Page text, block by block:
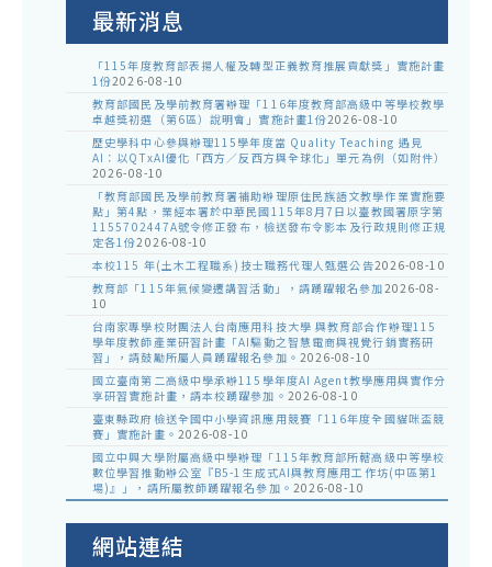
最新消息
「115年度教育部表揚人權及轉型正義教育推展貢獻獎」實施計畫
1份2026-08-10
教育部國民及學前教育署辦理「116年度教育部高級中等學校教學
卓越獎初選（第6區）說明會」實施計畫1份2026-08-10
歷史學科中心參與辦理115學年度當 Quality Teaching 遇見
AI：以QTxAI優化「西方／反西方與全球化」單元為例（如附件）
2026-08-10
「教育部國民及學前教育署補助辦理原住民族語文教學作業實施要
點」第4點，業經本署於中華民國115年8月7日以臺教國署原字第
1155702447A號令修正發布，檢送發布令影本及行政規則修正規
定各1份2026-08-10
本校115 年(土木工程職系)技士職務代理人甄選公告2026-08-10
教育部「115年氣候變遷講習活動」，請踴躍報名參加2026-08-
10
台南家專學校財團法人台南應用科技大學 與教育部合作辦理115
學年度教師產業研習計畫「AI驅動之智慧電商與視覺行銷實務研
習」，請鼓勵所屬人員踴躍報名參加。 2026-08-10
國立臺南第二高級中學承辦115學年度AI Agent教學應用與實作分
享研習實施計畫，請本校踴躍參加。 2026-08-10
臺東縣政府檢送全國中小學資訊應用競賽「116年度全國貓咪盃競
賽」實施計畫。 2026-08-10
國立中興大學附屬高級中學辦理「115年教育部所轄高級中等學校
數位學習推動辦公室『B5-1生成式AI與教育應用工作坊(中區第1
場)』」，請所屬教師踴躍報名參加。 2026-08-10
網站連結